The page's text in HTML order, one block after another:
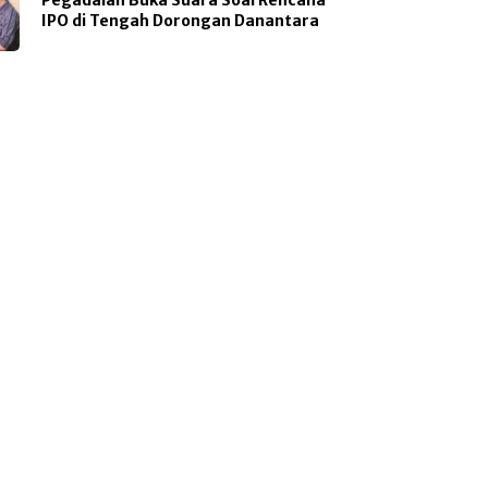
IPO di Tengah Dorongan Danantara